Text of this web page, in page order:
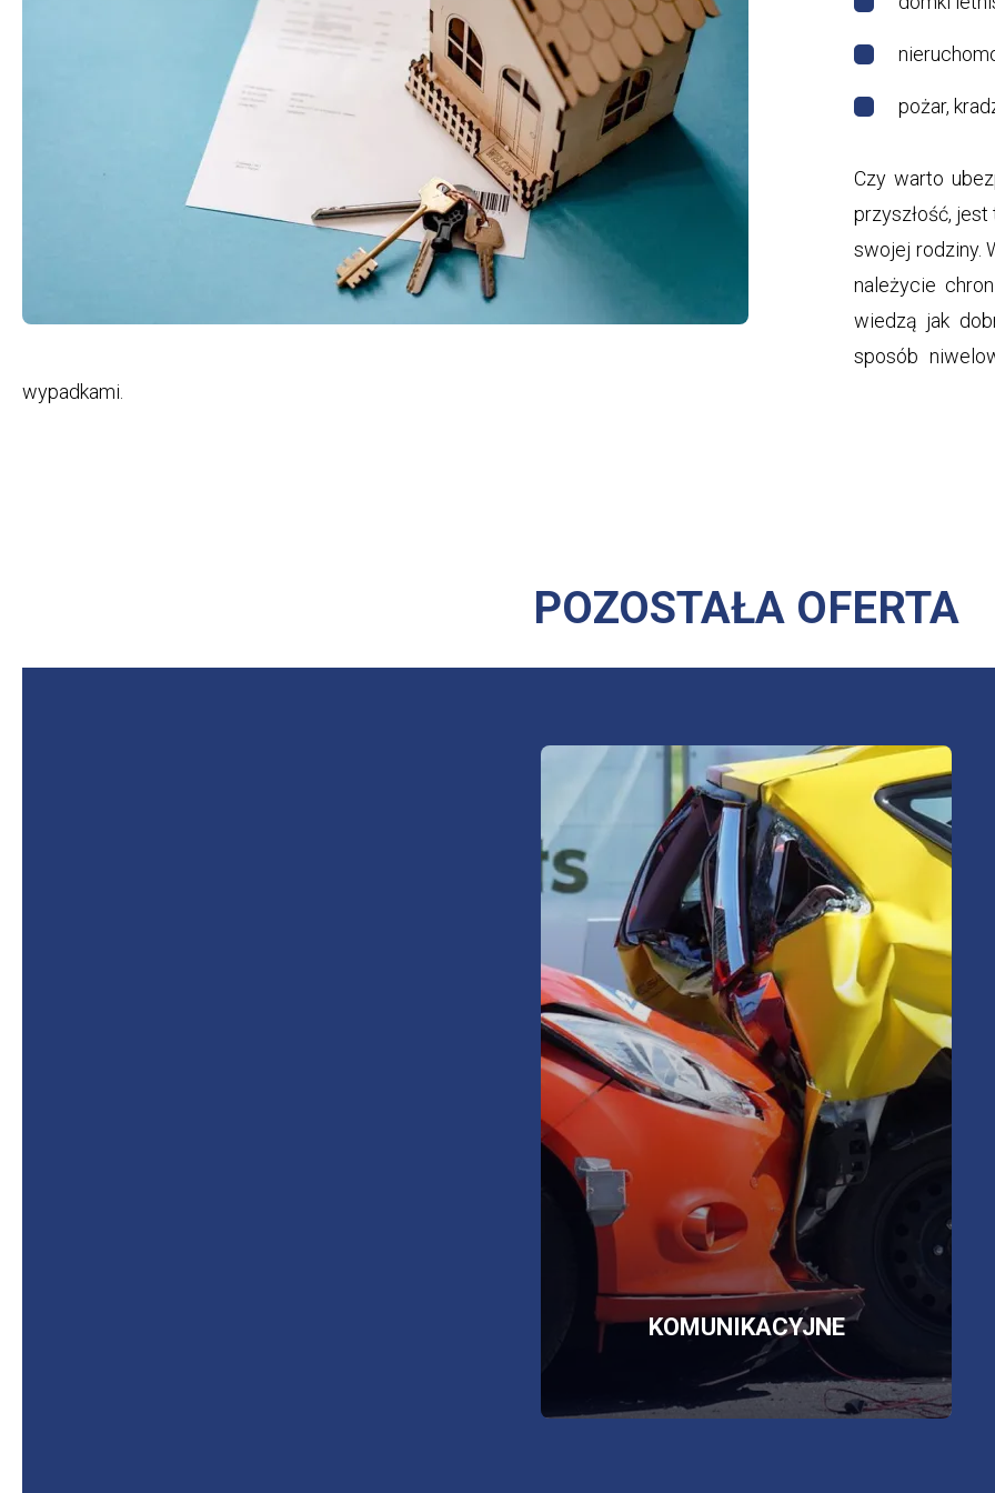
pożar,
Czy warto
przyszłość,
swojej rodziny.
należycie
wiedzą jak
sposób
wypadkami.
POZOSTAŁA OFERTA
KOMUNIKACYJNE
Sprawdź najkorzystniejsze oferty
ubezpieczeń OC/AC/NNW/assistance
OC, AC, NNW,
assistance,
szyby, opony, bagaż
SKLEP